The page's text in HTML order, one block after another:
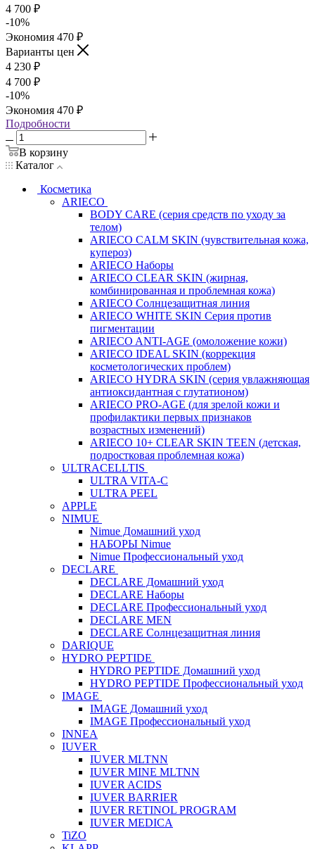
4 700 ₽
-10%
Экономия 470 ₽
Варианты цен
4 230 ₽
4 700 ₽
-10%
Экономия 470 ₽
Подробности
В корзину
Каталог
Косметика
ARIECO
BODY CARE (серия средств по уходу за
телом)
ARIECO CALM SKIN (чувствительная кожа,
купероз)
ARIECO Наборы
ARIECO CLEAR SKIN (жирная,
комбинированная и проблемная кожа)
ARIECO Солнцезащитная линия
ARIECO WHITE SKIN Серия против
пигментации
ARIECO ANTI-AGE (омоложение кожи)
ARIECO IDEAL SKIN (коррекция
косметологических проблем)
ARIECO HYDRA SKIN (серия увлажняющая
антиоксидантная с глутатионом)
ARIECO PRO-AGE (для зрелой кожи и
профилактики первых признаков
возрастных изменений)
ARIECO 10+ CLEAR SKIN TEEN (детская,
подростковая проблемная кожа)
ULTRACELLTIS
ULTRA VITA-C
ULTRA PEEL
APPLE
NIMUE
Nimue Домашний уход
НАБОРЫ Nimue
Nimue Профессиональный уход
DECLARE
DECLARE Домашний уход
DECLARE Наборы
DECLARE Профессиональный уход
DECLARE MEN
DECLARE Солнцезащитная линия
DARIQUE
HYDRO PEPTIDE
HYDRO PEPTIDE Домашний уход
HYDRO PEPTIDE Профессиональный уход
IMAGE
IMAGE Домашний уход
IMAGE Профессиональный уход
INNEA
IUVER
IUVER MLTNN
IUVER MINE MLTNN
IUVER ACIDS
IUVER BARRIER
IUVER RETINOL PROGRAM
IUVER MEDICA
TiZO